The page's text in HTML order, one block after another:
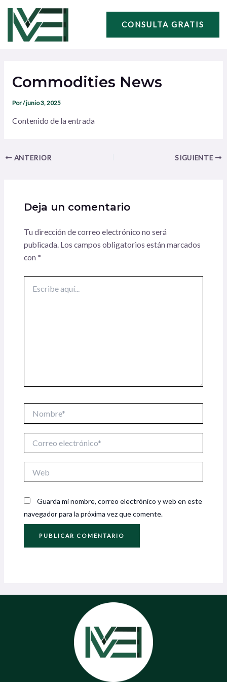
contenido
CONSULTA GRATIS
Commodities News
Por/junio 3, 2025
Contenido de la entrada
entradas
ANTERIOR SIGUIENTE
Deja un comentario
Tu dirección de correo electrónico no será
publicada. Los campos obligatorios están marcados
con *
aquí...
electrónico*
Guarda mi nombre, correo electrónico y web en este
navegador para la próxima vez que comente.